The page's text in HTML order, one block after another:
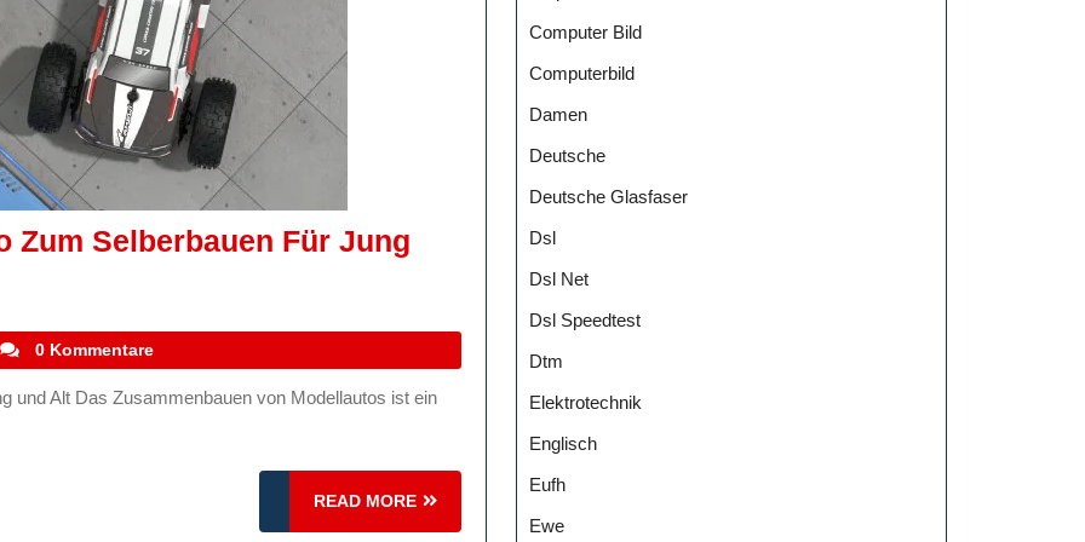
Zum Selberbauen Für Jung
stefanocoletti
0 Kommentare
READ MORE
READ
MORE
Computer Bild
Computerbild
Damen
Deutsche
Deutsche Glasfaser
Dsl
Dsl Net
Dsl Speedtest
Dtm
Elektrotechnik
Englisch
Eufh
Ewe